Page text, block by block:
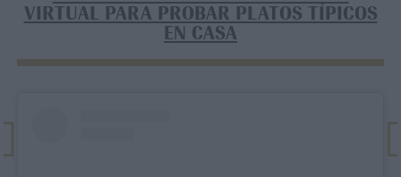
VIRTUAL PARA PROBAR PLATOS TÍPICOS
EN CASA